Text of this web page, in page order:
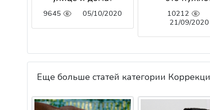
9645 05/10/2020
10212
21/09/2020
Еще больше статей категории